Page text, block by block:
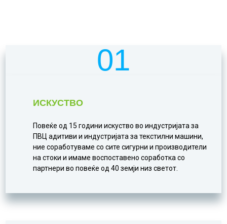
01
ИСКУСТВО
Повеќе од 15 години искуство во индустријата за
ПВЦ адитиви и индустријата за текстилни машини,
ние соработуваме со сите сигурни и производители
на стоки и имаме воспоставено соработка со
партнери во повеќе од 40 земји низ светот.